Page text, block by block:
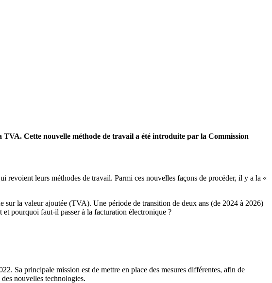
Cette nouvelle méthode de travail a été introduite par la Commission
revoient leurs méthodes de travail. Parmi ces nouvelles façons de procéder, il y a la «
sur la valeur ajoutée (TVA). Une période de transition de deux ans (de 2024 à 2026)
et pourquoi faut-il passer à la facturation électronique ?
Sa principale mission est de mettre en place des mesures différentes, afin de
nouvelles technologies.